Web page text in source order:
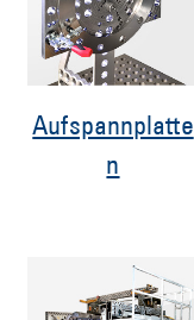
Aufspannplatte
n